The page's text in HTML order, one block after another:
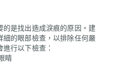
是找出造成淚痕的原因。建
的眼部檢查，以排除任何嚴
行以下檢查：
睛